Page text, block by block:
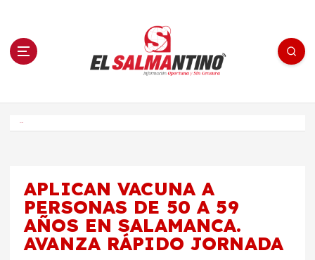
n El Salmantino - medios/noticias/editorial
APLICAN VACUNA A
PERSONAS DE 50 A 59
AÑOS EN SALAMANCA.
AVANZA RÁPIDO JORNADA